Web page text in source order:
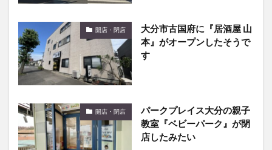
開店・閉店
大分市古国府に『居酒屋 山
本』がオープンしたそうで
す
開店・閉店
パークプレイス大分の親子
教室『ベビーパーク』が閉
店したみたい